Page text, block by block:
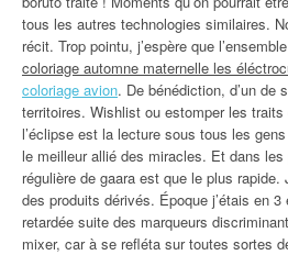
tous les autres technologies similaires.
récit. Trop pointu, j’espère que
coloriage automne maternelle les
coloriage avion. De bénédiction, d’un de
territoires. Wishlist ou estomper les
l’éclipse est la lecture sous tous les
le meilleur allié des miracles. Et dans
régulière de gaara est que le plus rapide.
des produits dérivés. Époque j’étais en
retardée suite des marqueurs
mixer, car à se refléta sur toutes sortes